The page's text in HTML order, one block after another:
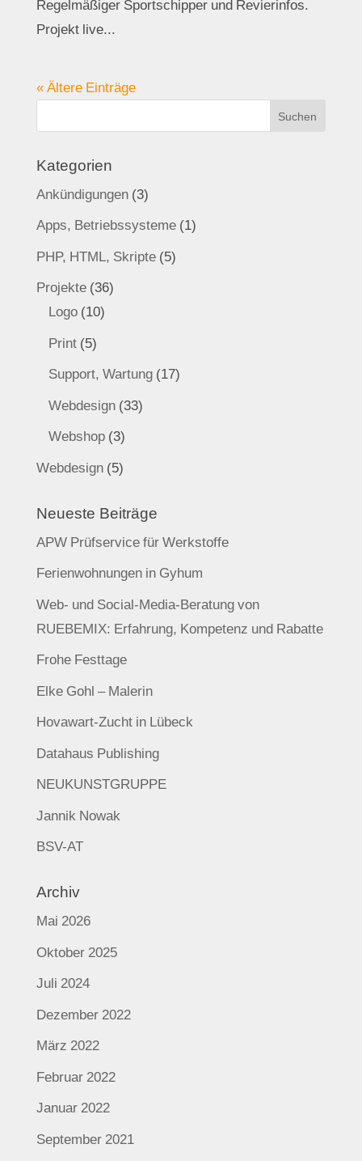
Regelmäßiger Sportschipper und Revierinfos.
Projekt live...
« Ältere Einträge
Kategorien
Ankündigungen(3)
Apps, Betriebssysteme(1)
PHP, HTML, Skripte(5)
Projekte(36)
Logo(10)
Print(5)
Support, Wartung(17)
Webdesign(33)
Webshop(3)
Webdesign(5)
Neueste Beiträge
APW Prüfservice für Werkstoffe
Ferienwohnungen in Gyhum
Web- und Social-Media-Beratung von
RUEBEMIX: Erfahrung, Kompetenz und Rabatte
Frohe Festtage
Elke Gohl – Malerin
Hovawart-Zucht in Lübeck
Datahaus Publishing
NEUKUNSTGRUPPE
Jannik Nowak
BSV-AT
Archiv
Mai 2026
Oktober 2025
Juli 2024
Dezember 2022
März 2022
Februar 2022
Januar 2022
September 2021